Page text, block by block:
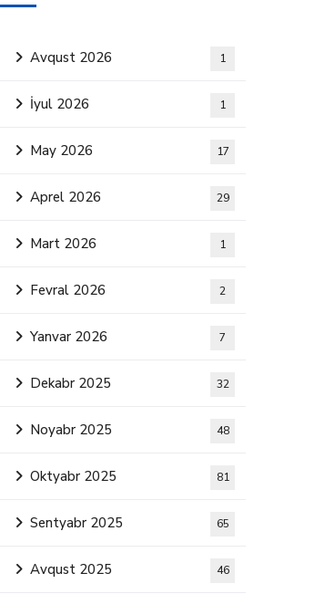
Avqust 2026 1
İyul 2026 1
May 2026 17
Aprel 2026 29
Mart 2026 1
Fevral 2026 2
Yanvar 2026 7
Dekabr 2025 32
Noyabr 2025 48
Oktyabr 2025 81
Sentyabr 2025 65
Avqust 2025 46